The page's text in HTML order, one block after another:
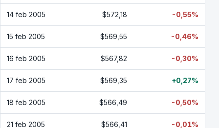
14 feb 2005 $572,18 -0,55%
15 feb 2005 $569,55 -0,46%
16 feb 2005 $567,82 -0,30%
17 feb 2005 $569,35 +0,27%
18 feb 2005 $566,49 -0,50%
21 feb 2005 $566,41 -0,01%